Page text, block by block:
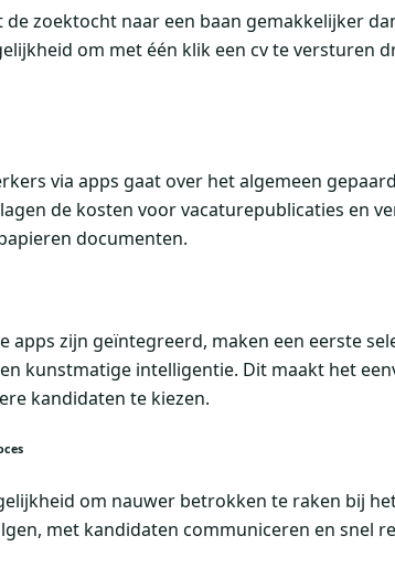
zoektocht naar een baan gemakkelijker
om met één klik een cv te versturen
via apps gaat over het algemeen
de kosten voor vacaturepublicaties en
documenten.
apps zijn geïntegreerd, maken een eerste
kunstmatige intelligentie. Dit maakt het
kandidaten te kiezen.
om nauwer betrokken te raken bij
met kandidaten communiceren en snel